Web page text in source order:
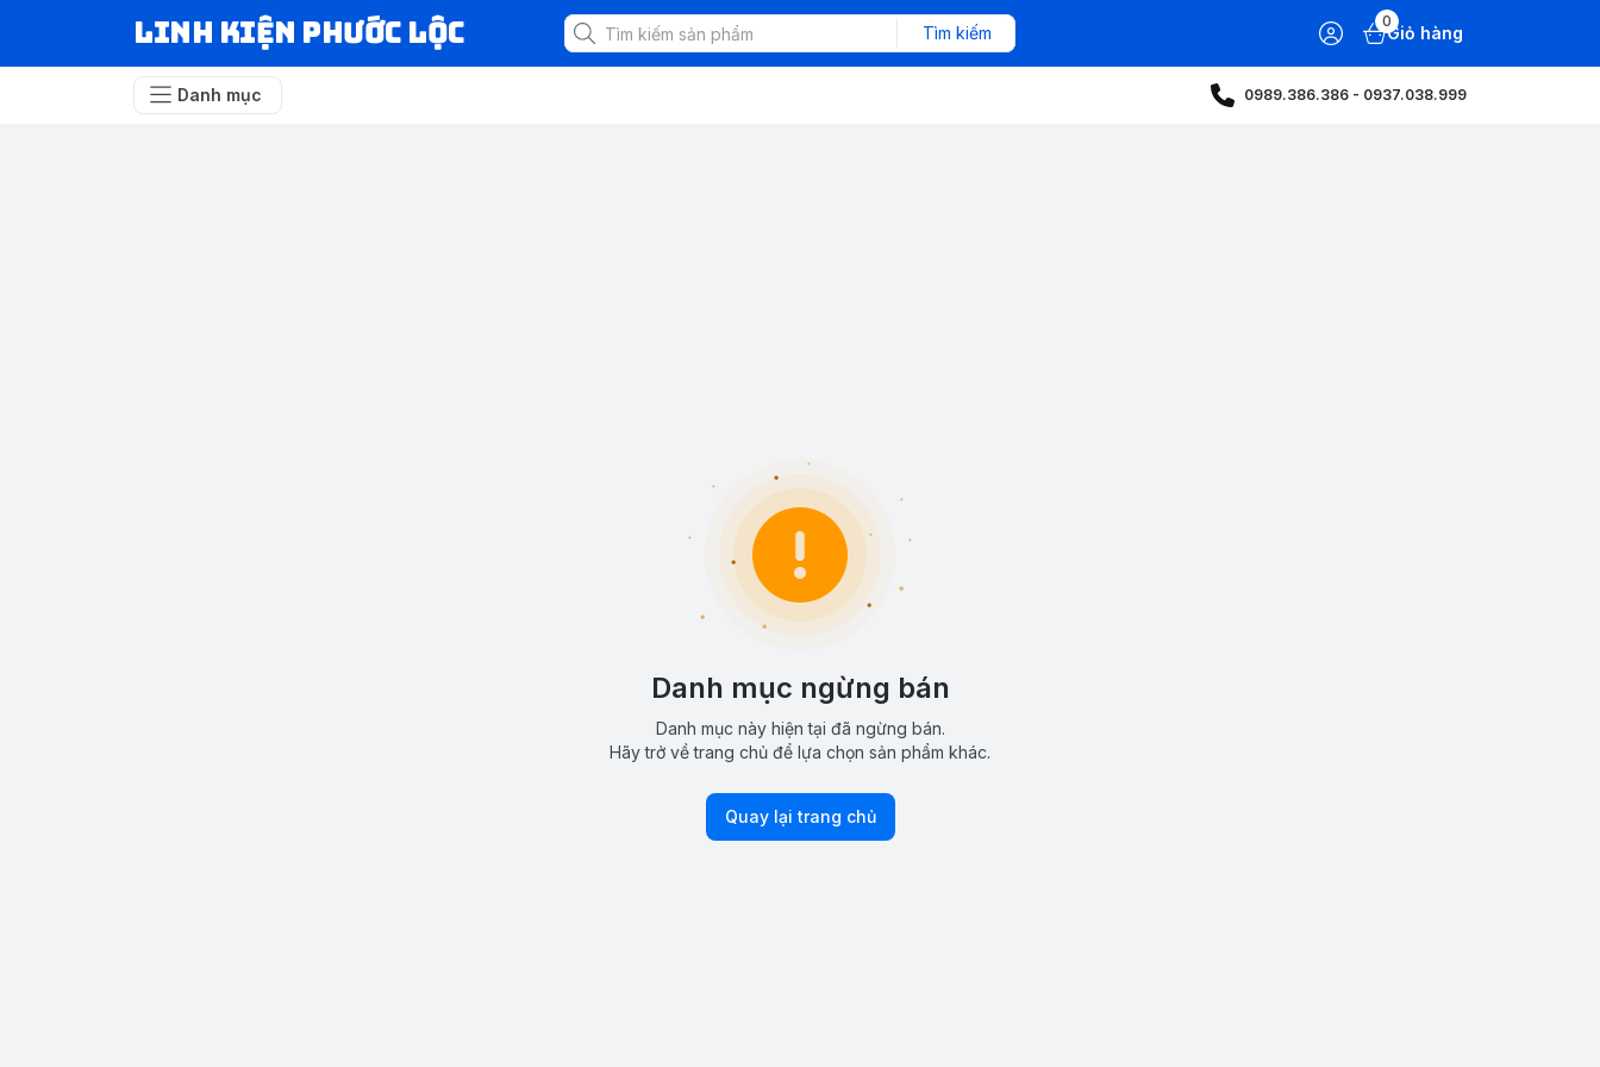
LINH KIỆN PHƯỚC LỘC Tìm kiếm
0
Giỏ hàng
Danh mục 0989.386.386 - 0937.038.999
Danh mục ngừng bán
Danh mục này hiện tại đã ngừng bán.
Hãy trở về trang chủ để lựa chọn sản phẩm khác.
Quay lại trang chủ